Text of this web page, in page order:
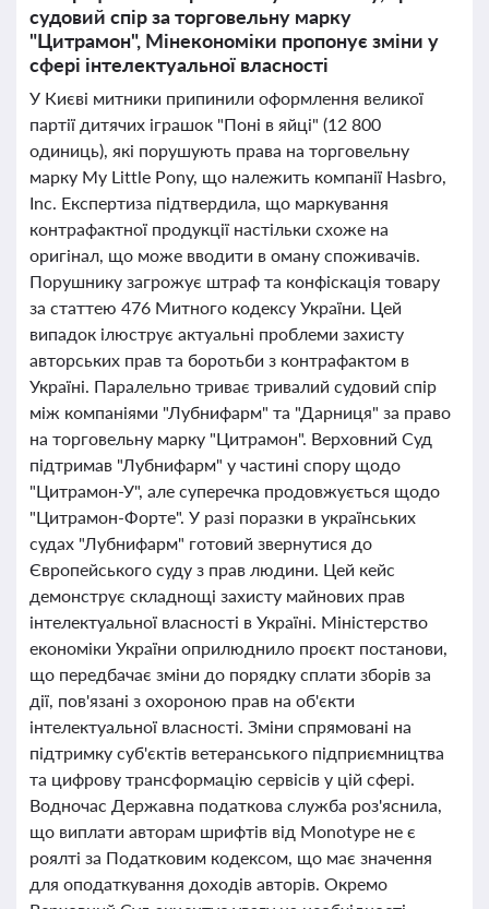
судовий спір за торговельну марку
"Цитрамон", Мінекономіки пропонує зміни у
сфері інтелектуальної власності
У Києві митники припинили оформлення великої
партії дитячих іграшок "Поні в яйці" (12 800
одиниць), які порушують права на торговельну
марку My Little Pony, що належить компанії Hasbro,
Inc. Експертиза підтвердила, що маркування
контрафактної продукції настільки схоже на
оригінал, що може вводити в оману споживачів.
Порушнику загрожує штраф та конфіскація товару
за статтею 476 Митного кодексу України. Цей
випадок ілюструє актуальні проблеми захисту
авторських прав та боротьби з контрафактом в
Україні. Паралельно триває тривалий судовий спір
між компаніями "Лубнифарм" та "Дарниця" за право
на торговельну марку "Цитрамон". Верховний Суд
підтримав "Лубнифарм" у частині спору щодо
"Цитрамон-У", але суперечка продовжується щодо
"Цитрамон-Форте". У разі поразки в українських
судах "Лубнифарм" готовий звернутися до
Європейського суду з прав людини. Цей кейс
демонструє складнощі захисту майнових прав
інтелектуальної власності в Україні. Міністерство
економіки України оприлюднило проєкт постанови,
що передбачає зміни до порядку сплати зборів за
дії, пов'язані з охороною прав на об'єкти
інтелектуальної власності. Зміни спрямовані на
підтримку суб'єктів ветеранського підприємництва
та цифрову трансформацію сервісів у цій сфері.
Водночас Державна податкова служба роз'яснила,
що виплати авторам шрифтів від Monotype не є
роялті за Податковим кодексом, що має значення
для оподаткування доходів авторів. Окремо